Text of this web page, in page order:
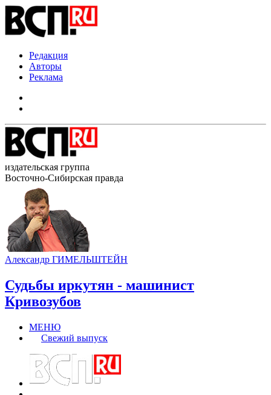
Редакция
Авторы
Реклама
издательская группа
Восточно-Сибирская правда
Александр ГИМЕЛЬШТЕЙН
Судьбы иркутян - машинист
Кривозубов
МЕНЮ
Свежий выпуск